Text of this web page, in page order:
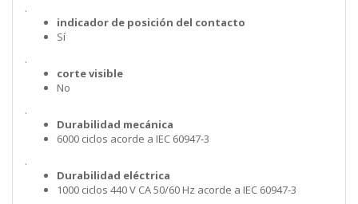
.
indicador de posición del contacto
Sí
.
corte visible
No
.
Durabilidad mecánica
6000 ciclos acorde a IEC 60947-3
.
Durabilidad eléctrica
1000 ciclos 440 V CA 50/60 Hz acorde a IEC 60947-3